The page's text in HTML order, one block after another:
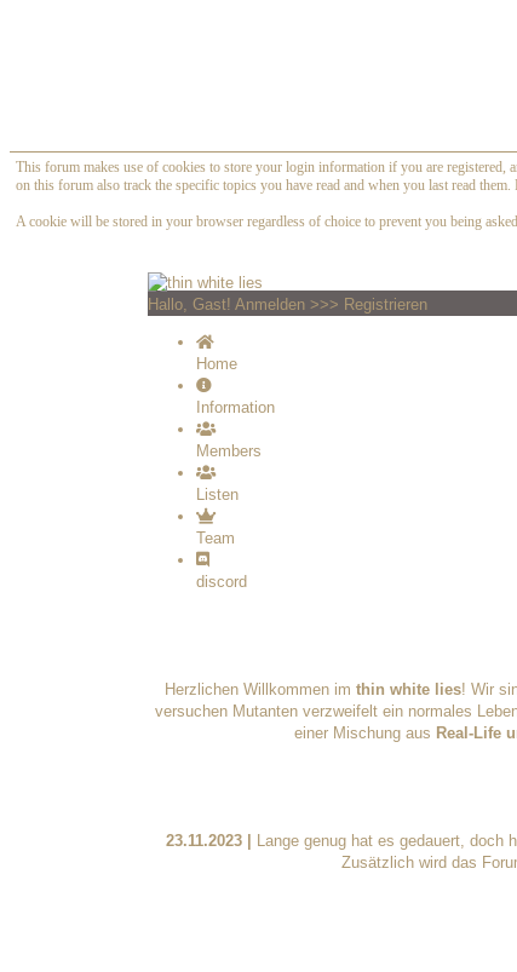
This forum makes use of cookies to store your login information if you are registered,
on this forum also track the specific topics you have read and when you last read
A cookie will be stored in your browser regardless of choice to prevent you being
Hallo, Gast! Anmelden >>> Registrieren
Home
Information
Members
Listen
Team
discord
Herzlichen Willkommen im thin white lies! Wir
versuchen Mutanten verzweifelt ein normales
einer Mischung aus Real-Life
23.11.2023 | Lange genug hat es gedauert, doch
Zusätzlich wird das